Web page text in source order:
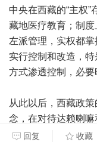
中央在西藏的“主权
藏地医疗教育；制度
左派管理，实权都
实行控制和改造，
方式渗透控制，必要
从此以后，西藏政
念，在对待达赖喇
行“民族问题的实质
回复 收藏